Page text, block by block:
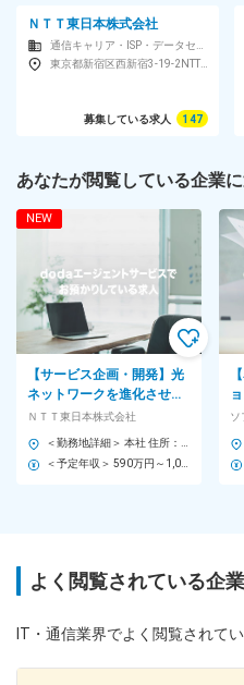
ＮＴＴ東日本株式会社
東京都新宿区西新宿3-19-2NTT東日本本社ビル
募集している求人 147
あなたが閲覧している企業
NEW
【サービス企画・開発】光
ネットワークを進化させる
新サービスの企画・開発・
運用＜G4031＞
ＮＴＴ東日本株式会社 ソ
よく閲覧されている企
IT・通信業界でよく閲覧されて